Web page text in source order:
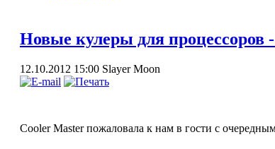
Новые кулеры для
12.10.2012 15:00 Slayer Moon
Cooler Master пожаловала к нам в гости с